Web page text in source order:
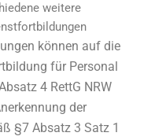
weitere
können auf die
für Personal
4 RettG NRW
der
§7 Absatz 3 Satz 1